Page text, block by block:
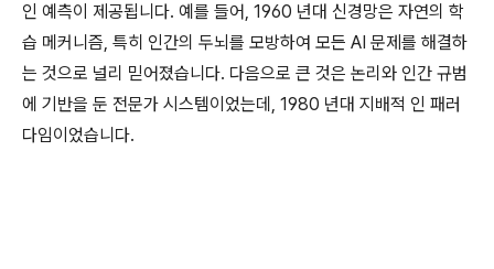
인 예측이 제공됩니다. 예를 들어, 1960 년대 신경망은 자연의 학
습 메커니즘, 특히 인간의 두뇌를 모방하여 모든 AI 문제를 해결하
는 것으로 널리 믿어졌습니다. 다음으로 큰 것은 논리와 인간 규범
에 기반을 둔 전문가 시스템이었는데, 1980 년대 지배적 인 패러
다임이었습니다.